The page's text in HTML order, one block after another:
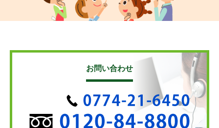
お問い合わせ